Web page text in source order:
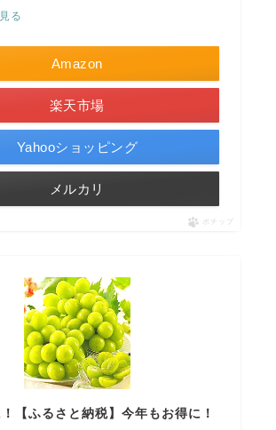
る
Amazon
楽天市場
Yahooショッピング
メルカリ
ポチップ
【ふるさと納税】今年もお得に！